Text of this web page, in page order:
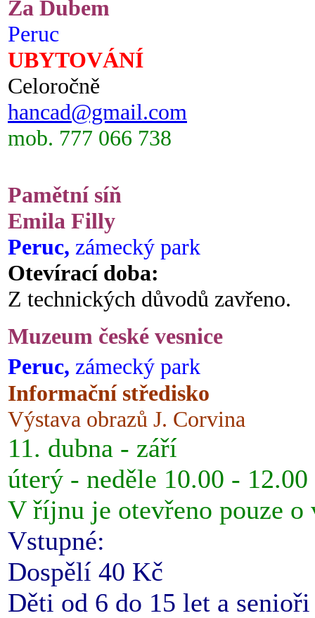
Za Dubem
Peruc
UBYTOVÁNÍ
Celoročně
hancad@gmail.com
mob. 777 066 738
Pamětní síň
Emila Filly
Peruc, zámecký park
Otevírací doba:
Z technických důvodů zavřeno.
Muzeum české vesnice
Peruc, zámecký park
Informační středisko
Výstava obrazů J. Corvina
11. dubna - září
úterý - neděle 10.00 -
V říjnu je otevřeno pouze o
Vstupné:
Dospělí 40 Kč
Děti od 6 do 15 let a